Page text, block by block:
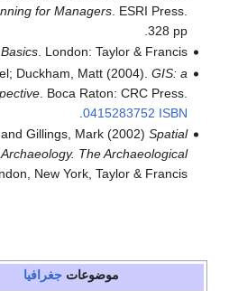
for Managers. ESRI Press.
328 pp.
. London: Taylor & Francis.
Duckham, Matt (2004). GIS: a
. Boca Raton: CRC Press.
ISBN
0415283752
Gillings, Mark (2002) Spatial
The Archaeological
New York, Taylor & Francis.
موضوعاتجغرافيا